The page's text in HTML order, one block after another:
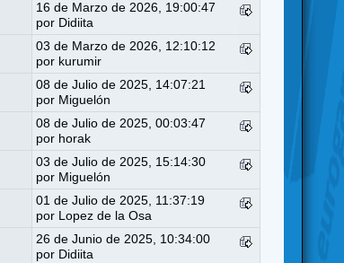
16 de Marzo de 2026, 19:00:47
por Didiita
03 de Marzo de 2026, 12:10:12
por kurumir
08 de Julio de 2025, 14:07:21
por Miguelón
08 de Julio de 2025, 00:03:47
por horak
03 de Julio de 2025, 15:14:30
por Miguelón
01 de Julio de 2025, 11:37:19
por Lopez de la Osa
26 de Junio de 2025, 10:34:00
por Didiita